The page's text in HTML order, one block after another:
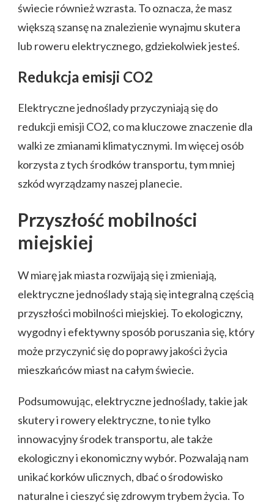
świecie również wzrasta. To oznacza, że masz
większą szansę na znalezienie wynajmu skutera
lub roweru elektrycznego, gdziekolwiek jesteś.
Redukcja emisji CO2
Elektryczne jednoślady przyczyniają się do
redukcji emisji CO2, co ma kluczowe znaczenie dla
walki ze zmianami klimatycznymi. Im więcej osób
korzysta z tych środków transportu, tym mniej
szkód wyrządzamy naszej planecie.
Przyszłość mobilności
miejskiej
W miarę jak miasta rozwijają się i zmieniają,
elektryczne jednoślady stają się integralną częścią
przyszłości mobilności miejskiej. To ekologiczny,
wygodny i efektywny sposób poruszania się, który
może przyczynić się do poprawy jakości życia
mieszkańców miast na całym świecie.
Podsumowując, elektryczne jednoślady, takie jak
skutery i rowery elektryczne, to nie tylko
innowacyjny środek transportu, ale także
ekologiczny i ekonomiczny wybór. Pozwalają nam
unikać korków ulicznych, dbać o środowisko
naturalne i cieszyć się zdrowym trybem życia. To